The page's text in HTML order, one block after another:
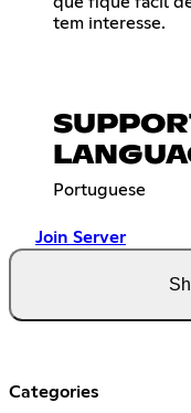
tem interesse.
Portuguese
Join Server
Categories